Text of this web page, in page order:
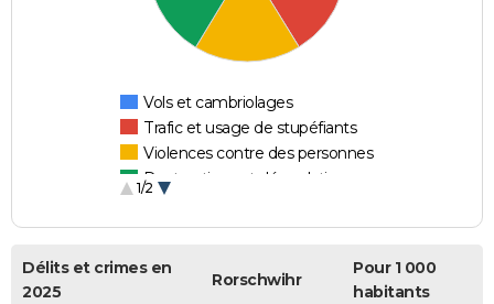
Vols et cambriolages
Trafic et usage de stupéfiants
Violences contre des personnes
Destructions et dégradations
1/2
Délits et crimes en
2025
Rorschwihr
Pour 1 000
habitants